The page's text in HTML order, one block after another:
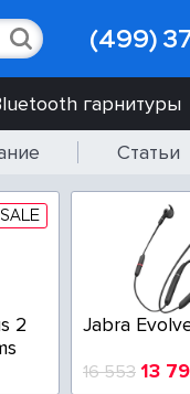
(499)
гарнитуры
Статьи
SALE
2
Jabra
16 553 13